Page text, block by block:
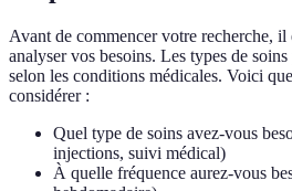
Avant de commencer votre recherche, il
analyser vos besoins. Les types de
selon les conditions médicales. Voici
considérer :
Quel type de soins avez-vous
injections, suivi médical)
À quelle fréquence aurez-vous